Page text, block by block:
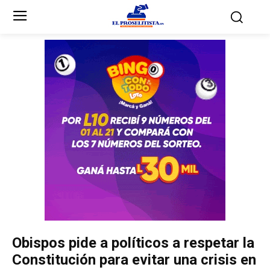
Partidos Políticos
Partido Liberal
Unificación Democrática
Anticorrupción
Partidos Políticos
Partido Liberal
Unificación Democrática
Anticorrupción
Obispos pide a políticos a respetar la
Constitución para evitar una crisis en